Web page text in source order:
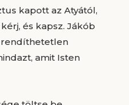
kapott az Atyától,
és kapsz. Jákób
rendíthetetlen
amit Isten